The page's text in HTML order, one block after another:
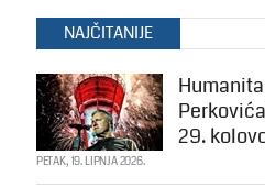
NAJČITANIJE
29.
PETAK, 19. LIPNJA 2026.